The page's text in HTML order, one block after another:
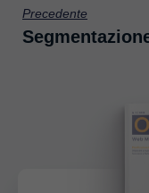
Precedente